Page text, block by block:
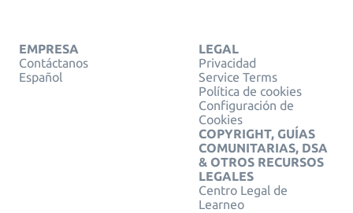
EMPRESA
Contáctanos
Español
LEGAL
Privacidad
Service Terms
Política de cookies
Configuración de
Cookies
COPYRIGHT, GUÍAS
COMUNITARIAS, DSA
& OTROS RECURSOS
LEGALES
Centro Legal de
Learneo